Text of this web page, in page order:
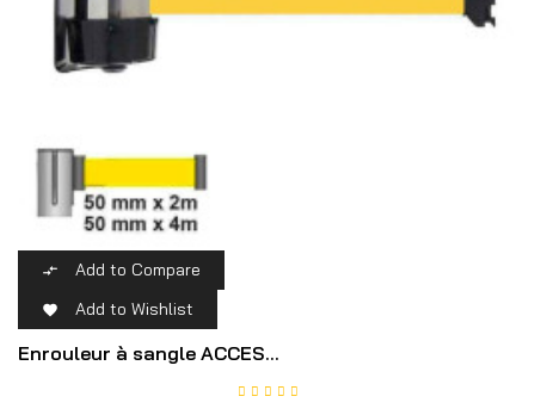
 Add to Compare
 Add to Wishlist
Enrouleur à sangle ACCES...